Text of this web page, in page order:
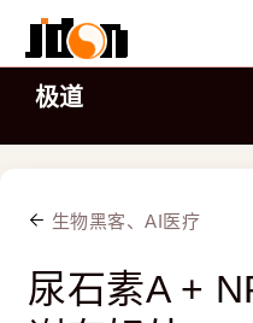
极道
生物黑客、AI医疗
尿石素A +